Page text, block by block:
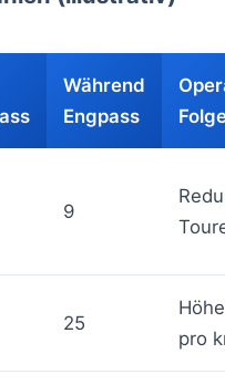
Während
Engpass
9
25
pro